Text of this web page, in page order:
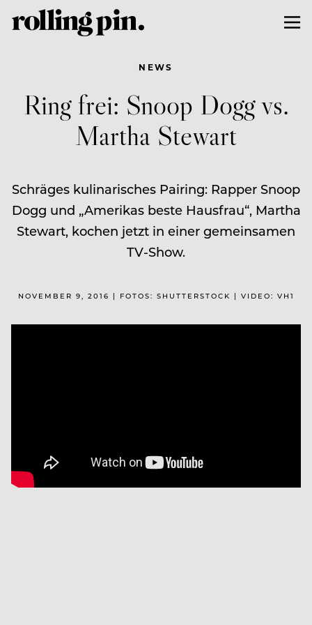
NEWS
Ring frei: Snoop Dogg vs.
Martha Stewart
Schräges kulinarisches Pairing: Rapper Snoop
Dogg und „Amerikas beste Hausfrau“, Martha
Stewart, kochen jetzt in einer gemeinsamen
TV-Show.
NOVEMBER 9, 2016 | FOTOS: SHUTTERSTOCK | VIDEO: VH1